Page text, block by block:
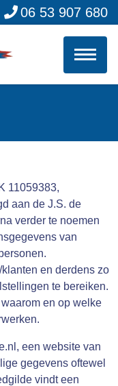
06 53 907 680
11059383,
aan de J.S. de
verder te noemen
van
en derdens zo
te bereiken.
en op welke
een website van
gegevens oftewel
vindt een